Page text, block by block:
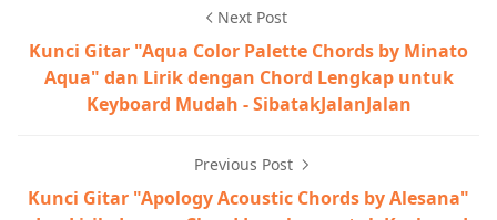
Next Post
Kunci Gitar "Aqua Color Palette Chords by Minato
Aqua" dan Lirik dengan Chord Lengkap untuk
Keyboard Mudah - SibatakJalanJalan
Previous Post
Kunci Gitar "Apology Acoustic Chords by Alesana"